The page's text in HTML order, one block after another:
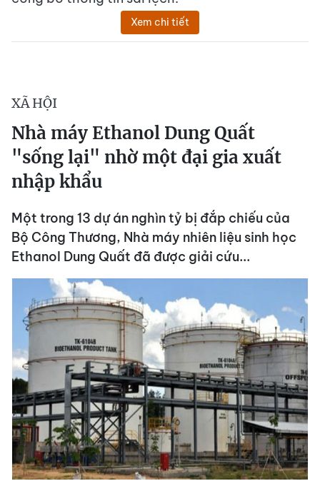
Xem chi tiết
XÃ HỘI
Nhà máy Ethanol Dung Quất
"sống lại" nhờ một đại gia xuất
nhập khẩu
Một trong 13 dự án nghìn tỷ bị đắp chiếu của
Bộ Công Thương, Nhà máy nhiên liệu sinh học
Ethanol Dung Quất đã được giải cứu...